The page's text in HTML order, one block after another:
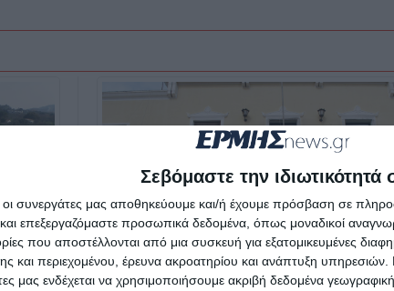
Σεβόμαστε την ιδιωτικότητά
οι συνεργάτες μας αποθηκεύουμε και/ή έχουμε πρόσβαση σε
επεξεργαζόμαστε προσωπικά δεδομένα, όπως μοναδικοί
που αποστέλλονται από μια συσκευή για εξατομικευμένες
και περιεχομένου, έρευνα ακροατηρίου και ανάπτυξη υπηρεσιών.
μας ενδέχεται να χρησιμοποιήσουμε ακριβή δεδομένα